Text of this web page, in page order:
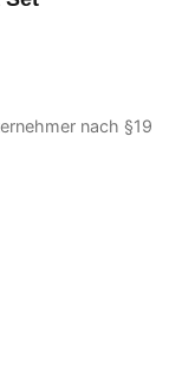
nach §19